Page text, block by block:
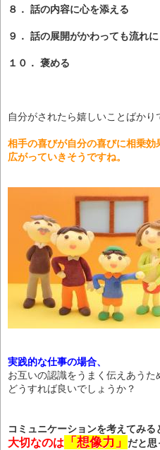
８． 話の内容に心を添える
９． 話の展開がかわっても流れ
１０． 褒める
自分がされたら嬉しいことばかり
相手の喜びが自分の喜びに相乗効
広がっていきそうですね。
実践的な仕事の場合、
お互いの認識をうまく伝えあうた
どうすれば良いでしょうか？
コミュニケーションを考えてみる
大切なのは 「想像力」 だと思